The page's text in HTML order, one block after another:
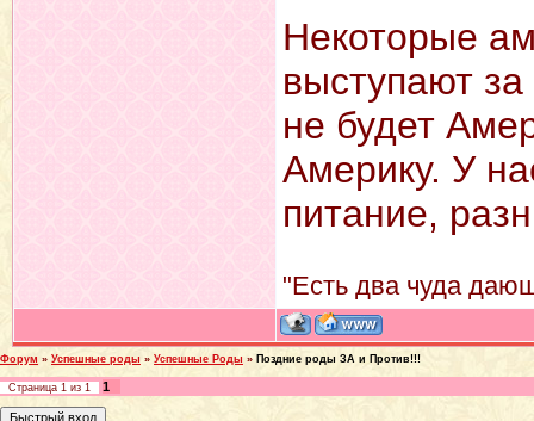
Некоторые
выступают
не будет
Америку. У
питание,
"Есть два чуда
Форум » Успешные роды » Успешные Роды » Поздние роды ЗА и Против!!!
Страница 1 из 1 1